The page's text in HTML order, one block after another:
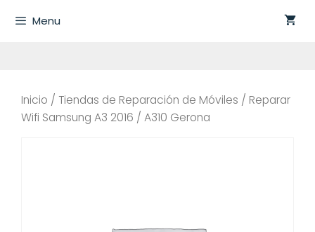
Menu
Inicio / Tiendas de Reparación de Móviles / Reparar
Wifi Samsung A3 2016 / A310 Gerona